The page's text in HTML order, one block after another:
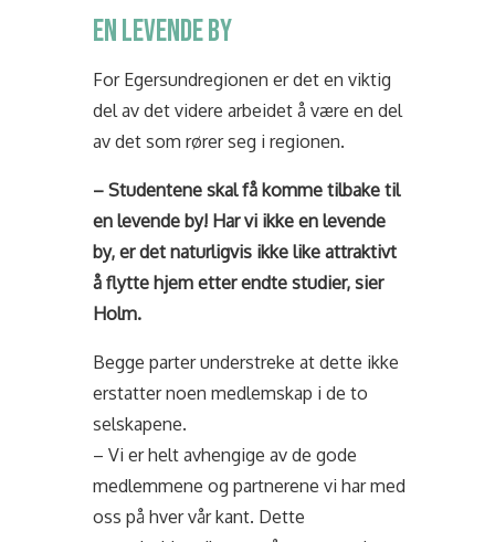
EN LEVENDE BY
For Egersundregionen er det en viktig
del av det videre arbeidet å være en del
av det som rører seg i regionen.
– Studentene skal få komme tilbake til
en levende by! Har vi ikke en levende
by, er det naturligvis ikke like attraktivt
å flytte hjem etter endte studier, sier
Holm.
Begge parter understreke at dette ikke
erstatter noen medlemskap i de to
selskapene.
– Vi er helt avhengige av de gode
medlemmene og partnerene vi har med
oss på hver vår kant. Dette